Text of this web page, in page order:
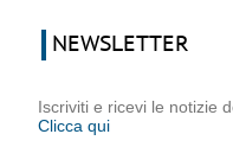
NEWSLETTER
Iscriviti e ricevi le notizie
Clicca qui